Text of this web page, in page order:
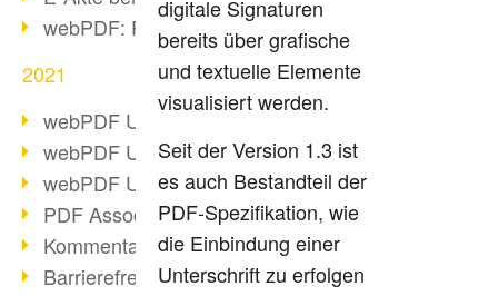
webPDF: PDF-Anhänge verwalten
2021
webPDF Update 8.0.0.2376
webPDF Update 8.0.0.2374
webPDF Update 8.0.0.2372
PDF Association 2021 Entwicklungen
Kommentare im PDF einfügen
Barrierefreie PDF-Dokumente (3/3)
digitale Signaturen
bereits über grafische
und textuelle Elemente
visualisiert werden.
Seit der Version 1.3 ist
es auch Bestandteil der
PDF-Spezifikation, wie
die Einbindung einer
Unterschrift zu erfolgen